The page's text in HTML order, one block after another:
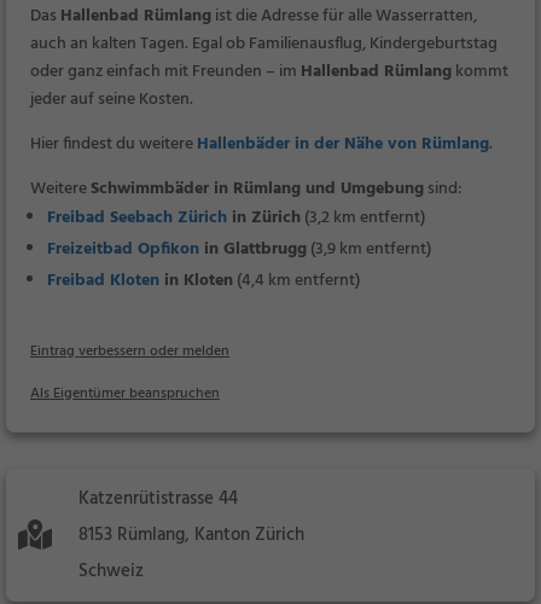
Das Hallenbad Rümlangist die Adresse für alle Wasserratten,
auch an kalten Tagen. Egal ob Familienausflug, Kindergeburtstag
oder ganz einfach mit Freunden – im Hallenbad Rümlangkommt
jeder auf seine Kosten.
Hier findest du weitereHallenbäder in der Nähe von Rümlang.
WeitereSchwimmbäder in Rümlang und Umgebungsind:
Freibad Seebach Zürich in Zürich (3,2 km entfernt)
Freizeitbad Opfikon in Glattbrugg(3,9 km entfernt)
Freibad Kloten in Kloten (4,4 km entfernt)
Eintrag verbessern oder melden
Als Eigentümer beanspruchen
Katzenrütistrasse 44
8153 Rümlang, Kanton Zürich
Schweiz